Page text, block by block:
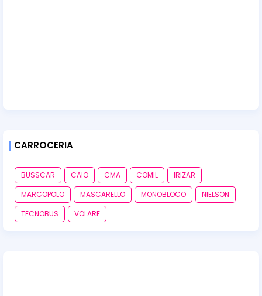
CARROCERIA
BUSSCAR CAIO CMA COMIL
IRIZAR
MARCOPOLO
MASCARELLO MONOBLOCO
NIELSON
TECNOBUS
VOLARE